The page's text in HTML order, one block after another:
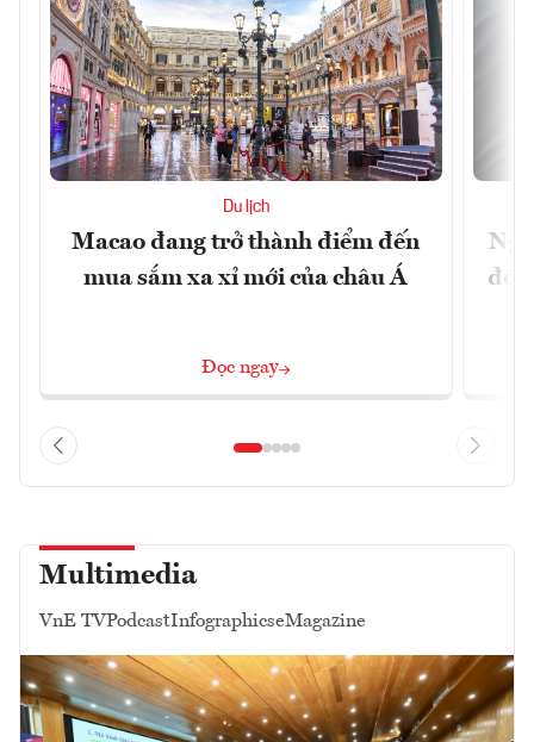
Du lịch
Macao đang trở thành điểm đến
mua sắm xa xỉ mới của châu Á
Đọc ngay
đổi
Multimedia
VnE TVPodcastInfographicseMagazine